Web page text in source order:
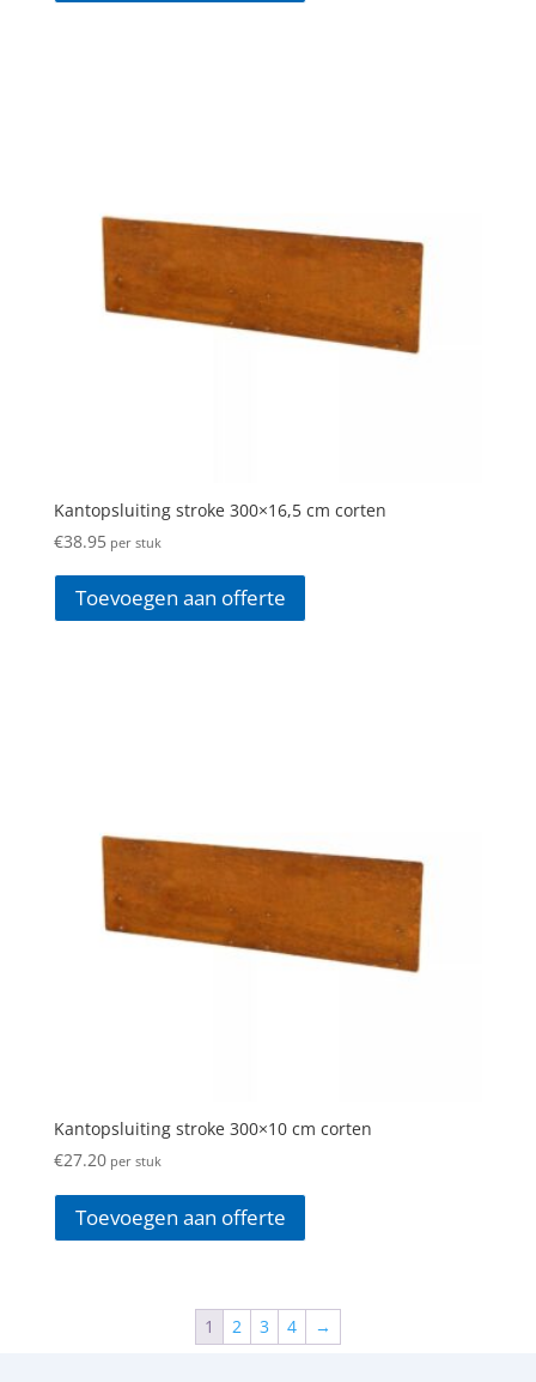
Kantopsluiting stroke 300×16,5 cm corten
€38.95per stuk
Toevoegen aan offerte
Kantopsluiting stroke 300×10 cm corten
€27.20per stuk
Toevoegen aan offerte
1 2 3 4 →